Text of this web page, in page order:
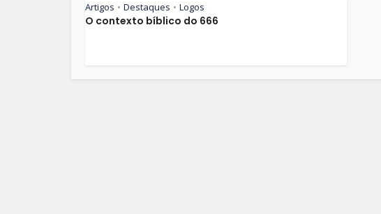
Artigos • Destaques • Logos
O contexto bíblico do 666